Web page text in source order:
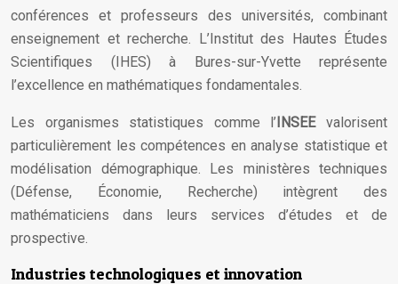
conférences et professeurs des universités, combinant
enseignement et recherche. L’Institut des Hautes Études
Scientifiques (IHES) à Bures-sur-Yvette représente
l’excellence en mathématiques fondamentales.
Les organismes statistiques comme l’INSEEvalorisent
particulièrement les compétences en analyse statistique et
modélisation démographique. Les ministères techniques
(Défense, Économie, Recherche) intègrent des
mathématiciens dans leurs services d’études et de
prospective.
Industries technologiques et innovation